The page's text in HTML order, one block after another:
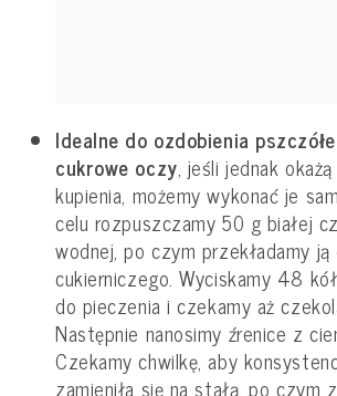
Idealne do ozdobienia
cukrowe oczy, jeśli jednak
kupienia, możemy wykonać je
celu rozpuszczamy 50 g białej
wodnej, po czym przekładamy
cukierniczego. Wyciskamy 48
do pieczenia i czekamy aż
Następnie nanosimy źrenice z
Czekamy chwilkę, aby
zamieniła się na stałą, po czym